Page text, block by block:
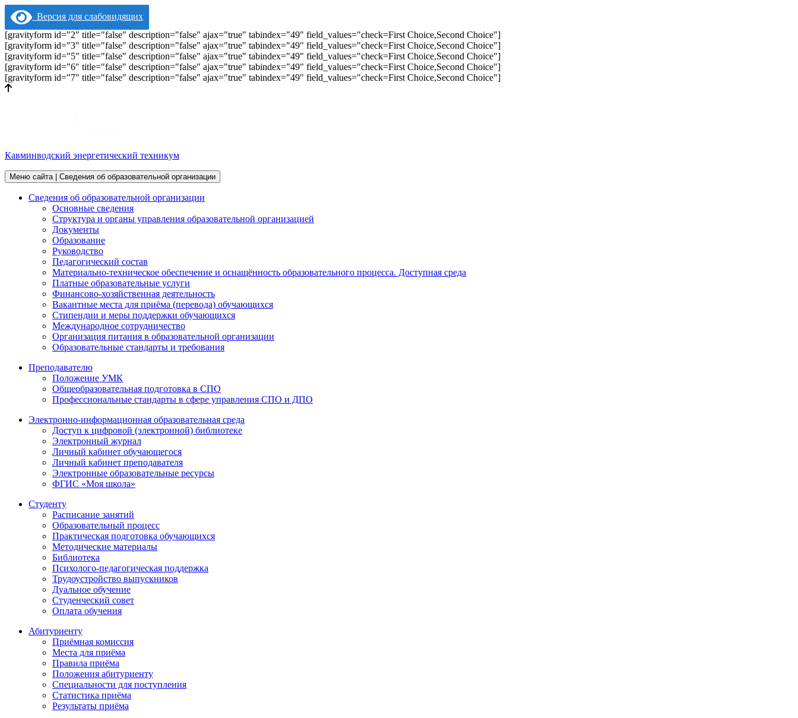
Версия для слабовидящих
[gravityform id="2" title="false" description="false" ajax="true" tabindex="49" field_values="check=First Choice,Second Choice"]
[gravityform id="3" title="false" description="false" ajax="true" tabindex="49" field_values="check=First Choice,Second Choice"]
[gravityform id="5" title="false" description="false" ajax="true" tabindex="49" field_values="check=First Choice,Second Choice"]
[gravityform id="6" title="false" description="false" ajax="true" tabindex="49" field_values="check=First Choice,Second Choice"]
[gravityform id="7" title="false" description="false" ajax="true" tabindex="49" field_values="check=First Choice,Second Choice"]
Кавминводский энергетический техникум
Меню сайта | Сведения об образовательной организации
Сведения об образовательной организации
Основные сведения
Структура и органы управления образовательной организацией
Документы
Образование
Руководство
Педагогический состав
Материально-техническое обеспечение и оснащённость образовательного процесса. Доступная среда
Платные образовательные услуги
Финансово-хозяйственная деятельность
Вакантные места для приёма (перевода) обучающихся
Стипендии и меры поддержки обучающихся
Международное сотрудничество
Организация питания в образовательной организации
Образовательные стандарты и требования
Преподавателю
Положение УМК
Общеобразовательная подготовка в СПО
Профессиональные стандарты в сфере управления СПО и ДПО
Электронно-информационная образовательная среда
Доступ к цифровой (электронной) библиотеке
Электронный журнал
Личный кабинет обучающегося
Личный кабинет преподавателя
Электронные образовательные ресурсы
ФГИС «Моя школа»
Студенту
Расписание занятий
Образовательный процесс
Практическая подготовка обучающихся
Методические материалы
Библиотека
Психолого-педагогическая поддержка
Трудоустройство выпускников
Дуальное обучение
Студенческий совет
Оплата обучения
Абитуриенту
Приёмная комиссия
Места для приёма
Правила приёма
Положения абитуриенту
Специальности для поступления
Статистика приёма
Результаты приёма